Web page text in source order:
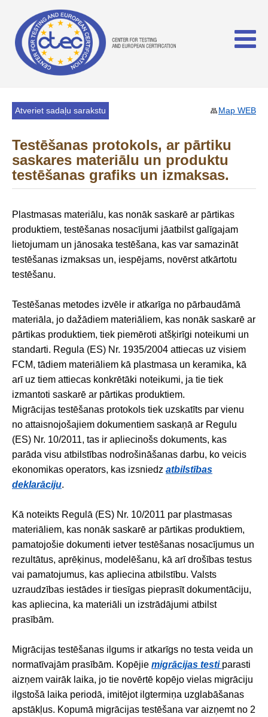
Map WEB
Atveriet sadaļu sarakstu
Testēšanas protokols, ar pārtiku
saskares materiālu un produktu
testēšanas grafiks un izmaksas.
Plastmasas materiālu, kas nonāk saskarē ar pārtikas
produktiem, testēšanas nosacījumi jāatbilst galīgajam
lietojumam un jānosaka testēšana, kas var samazināt
testēšanas izmaksas un, iespējams, novērst atkārtotu
testēšanu.
Testēšanas metodes izvēle ir atkarīga no pārbaudāmā
materiāla, jo dažādiem materiāliem, kas nonāk saskarē ar
pārtikas produktiem, tiek piemēroti atšķirīgi noteikumi un
standarti. Regula (ES) Nr. 1935/2004 attiecas uz visiem
FCM, tādiem materiāliem kā plastmasa un keramika, kā
arī uz tiem attiecas konkrētāki noteikumi, ja tie tiek
izmantoti saskarē ar pārtikas produktiem.
Migrācijas testēšanas protokols tiek uzskatīts par vienu
no attaisnojošajiem dokumentiem saskaņā ar Regulu
(ES) Nr. 10/2011, tas ir apliecinošs dokuments, kas
parāda visu atbilstības nodrošināšanas darbu, ko veicis
ekonomikas operators, kas izsniedz atbilstības
deklarāciju.
Kā noteikts Regulā (ES) Nr. 10/2011 par plastmasas
materiāliem, kas nonāk saskarē ar pārtikas produktiem,
pamatojošie dokumenti ietver testēšanas nosacījumus un
rezultātus, aprēķinus, modelēšanu, kā arī drošības testus
vai pamatojumus, kas apliecina atbilstību. Valsts
uzraudzības iestādes ir tiesīgas pieprasīt dokumentāciju,
kas apliecina, ka materiāli un izstrādājumi atbilst
prasībām.
Migrācijas testēšanas ilgums ir atkarīgs no testa veida un
normatīvajām prasībām. Kopējie migrācijas testi parasti
aizņem vairāk laika, jo tie novērtē kopējo vielas migrāciju
ilgstošā laika periodā, imitējot ilgtermiņa uzglabāšanas
apstākļus. Kopumā migrācijas testēšana var aizņemt no 2